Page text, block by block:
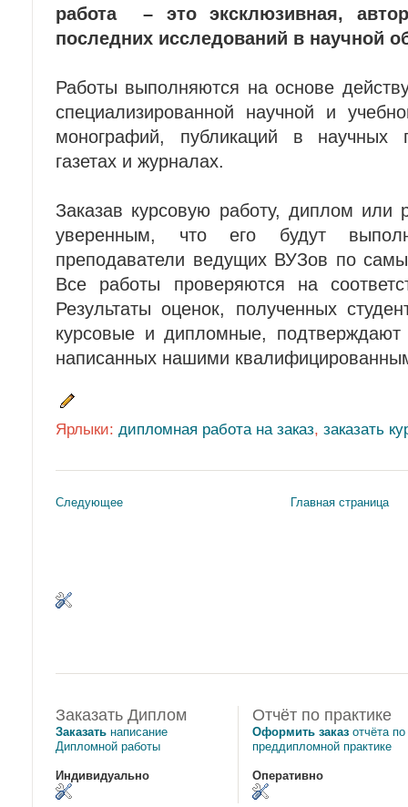
работа – это эксклюзивная,
последних исследований в научной
Работы выполняются на основе
специализированной научной и
монографий, публикаций в научных
газетах и журналах.
Заказав курсовую работу, диплом
уверенным, что его будут
преподаватели ведущих ВУЗов по
Все работы проверяются на
Результаты оценок, полученных
курсовые и дипломные, подтверждают
написанных нашими
Ярлыки: дипломная работа на заказ, заказать
Следующее Главная страница
Заказать Диплом
Заказать написание
Дипломной работы
Индивидуально
Отчёт по практике
Оформить заказ отчёта по
преддипломной практике
Оперативно